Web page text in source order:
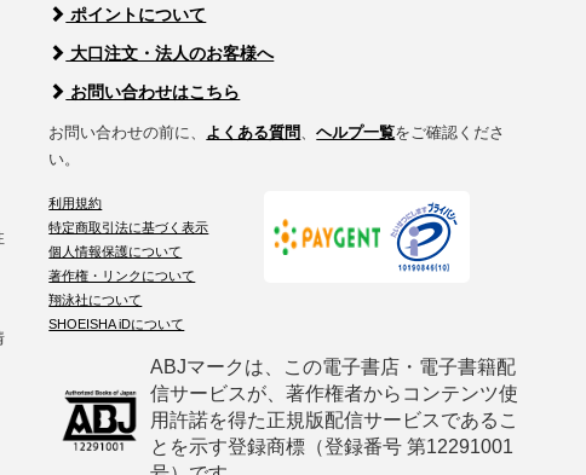
ポイントについて
大口注文・法人のお客様へ
お問い合わせはこちら
お問い合わせの前に、 よくある質問、ヘルプ一覧をご確認くださ
い。
利用規約
特定商取引法に基づく表示
個人情報保護について
著作権・リンクについて
翔泳社について
SHOEISHA iDについて
ABJマークは、この電子書店・電子書籍配
信サービスが、著作権者からコンテンツ使
用許諾を得た正規版配信サービスであるこ
とを示す登録商標（登録番号 第12291001